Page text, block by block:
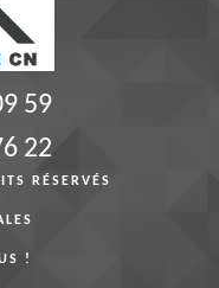
59
22
RÉSERVÉS
!